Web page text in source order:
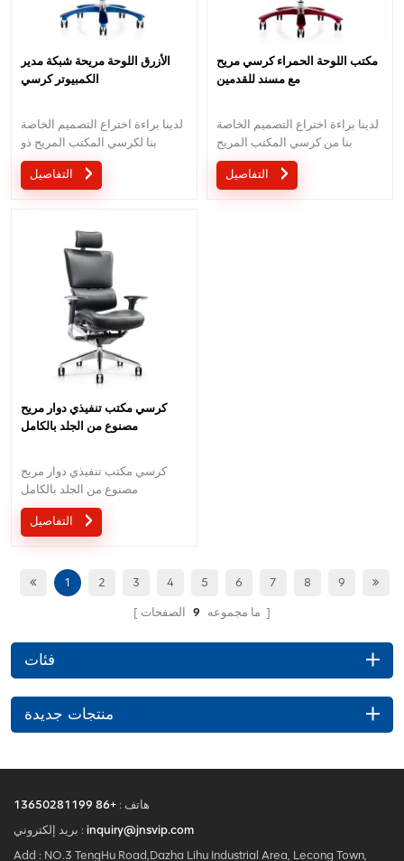
الأزرق اللوحة مريحة شبكة مدير
الكمبيوتر كرسي
لدينا براءة اختراع التصميم الخاصة
بنا لكرسي المكتب المريح ذو
الطلاء الأزرق. إنها مصنوعة بناءً
على معيار BIFMA.
مكتب اللوحة الحمراء كرسي مريح
مع مسند للقدمين
لدينا براءة اختراع التصميم الخاصة
بنا من كرسي المكتب المريح
الخاص باللون الأحمر. إنه مصنوع
بناءً على معيار BIFMA.
كرسي مكتب تنفيذي دوار مريح
مصنوع من الجلد بالكامل
كرسي مكتب تنفيذي دوار مريح
مصنوع من الجلد بالكامل
1 2 3 4 5 6 7 8 9
ما مجموعه 9
فئات
منتجات جديدة
هاتف : +86 13650281199
بريد إلكتروني : inquiry@jnsvip.com
Add : NO.3 TengHu Road,Dazha Lihu Industrial Area, Lecong Town,